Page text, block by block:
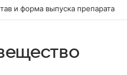
и форма выпуска препарата